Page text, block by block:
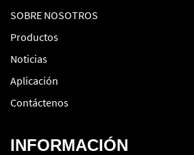
SOBRE NOSOTROS
Productos
Noticias
Aplicación
Contáctenos
INFORMACIÓN